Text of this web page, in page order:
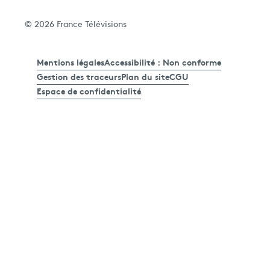
© 2026 France Télévisions
Mentions légalesAccessibilité : Non conforme
Gestion des traceursPlan du siteCGU
Espace de confidentialité